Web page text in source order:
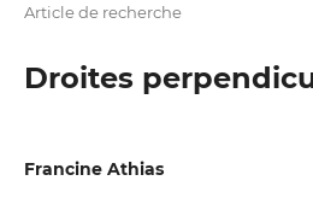
Article de recherche
Droites
Francine Athias